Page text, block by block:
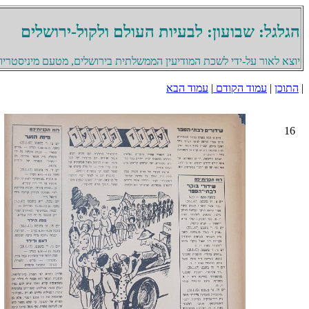
הגלגל: שבועון: לבעיות העולם ולקול-ירושלים
יוצא לאור על-ידי לשכת המודיעין הממשלתית בירושלים, מטעם
| התוכן | עמוד הקודם | עמוד הבא
16